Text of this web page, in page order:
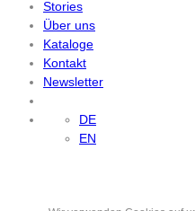
Stories
Über uns
Kataloge
Kontakt
Newsletter
DE
EN